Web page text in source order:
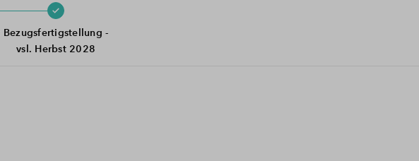
Bezugsfertigstellung -
vsl. Herbst 2028